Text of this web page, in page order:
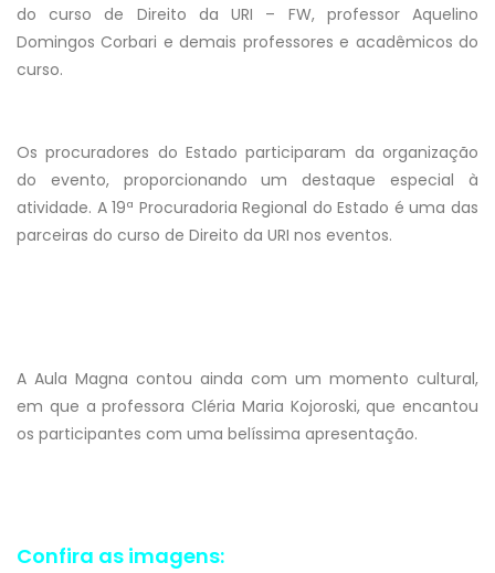
do curso de Direito da URI – FW, professor Aquelino
Domingos Corbari e demais professores e acadêmicos do
curso.
Os procuradores do Estado participaram da organização
do evento, proporcionando um destaque especial à
atividade. A 19ª Procuradoria Regional do Estado é uma das
parceiras do curso de Direito da URI nos eventos.
A Aula Magna contou ainda com um momento cultural,
em que a professora Cléria Maria Kojoroski, que encantou
os participantes com uma belíssima apresentação.
Confira as imagens: